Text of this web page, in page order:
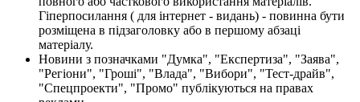
Гіперпосилання ( для інтернет - видань) - повинна бути
розміщена в підзаголовку або в першому абзаці
матеріалу.
Новини з позначками "Думка", "Експертиза", "Заява",
"Регіони", "Гроші", "Влада", "Вибори", "Тест-драйв",
"Спецпроекти", "Промо" публікуються на правах